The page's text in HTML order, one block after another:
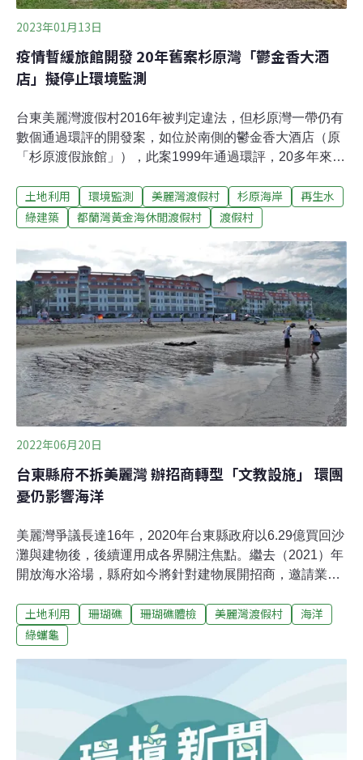
2023年01月13日
疫情暫緩旅館開發 20年舊案杉原灣「鬱金香大酒
店」擬停止環境監測
台東美麗灣渡假村2016年被判定違法，但杉原灣一帶仍有
數個通過環評的開發案，如位於南側的鬱金香大酒店（原
「杉原渡假旅館」），此案1999年通過環評，20多年來只
疫情使旅館開發暫緩，開發單位提出暫停環境監測，昨
（12）日由環保署環評初審通過。對於暫停環境監測，環
上時代，後續若要開發重啟環境調查，應納入綠建築、再
生水等項目，且應提前一年重啟調查。鬱金香大酒店20年
前執行水保工程 不用辦理環現差台東美麗灣渡假村在2016
年遭法院判定違法，縣府在2020年收回杉原海水浴場，並
花費6.29億元購入美麗灣既有建物。但鄰近仍有數宗涉及
海岸保護、原住民傳統領域的渡假村開發案蠢蠢欲動。
土地利用 環境監測 美麗灣渡假村 杉原海岸
再生水
綠建築
都蘭灣黃金海休閒渡假村 渡假村
2022年06月20日
台東縣府不拆美麗灣 辦招商轉型「文教設施」 環團
憂仍影響海洋
美麗灣爭議長達16年，2020年台東縣政府以6.29億買回沙
灘與建物後，後續運用成各界關注焦點。繼去（2021）年
開放海水浴場，縣府如今將針對建物展開招商，邀請業者
輝強調，建物不會做飯店使用，將在不影響環境為前提下
招商營運。然而，台灣環境資訊協會認為，美麗灣建築當
經營文教設施杉原灣位於台東縣卑南鄉，被當地阿美族人
稱為「Fudafudak」，意思是「閃閃發光」的海灣。2003
年德安開發看準當地開闊海景，依《促參法》第46條向台
土地利用 珊瑚礁 珊瑚礁體檢 美麗灣渡假村
海洋
綠蠵龜